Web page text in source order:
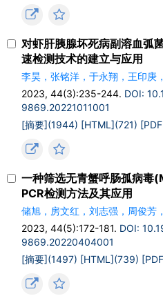
对虾肝胰腺坏死病副溶血弧
速检测技术的建立与应用
李昊，张铭洋，于永翔，王印庚
2023, 44(3):235-244. DOI:
9869.20221011001
[摘要](1944) [HTML](721)
一种筛选无青蟹呼肠孤病毒
PCR检测方法及其应用
储旭，房文红，刘志强，周俊芳
2023, 44(5):172-181. DOI:
9869.20220404001
[摘要](1497) [HTML](739)